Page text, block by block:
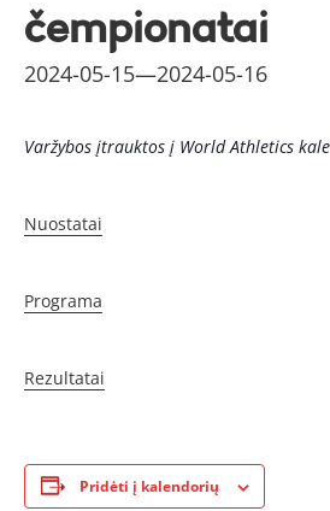
čempionatai
2024-05-15—2024-05-16
Varžybos įtrauktos į World Athletics
Nuostatai
Programa
Rezultatai
Pridėti į kalendorių